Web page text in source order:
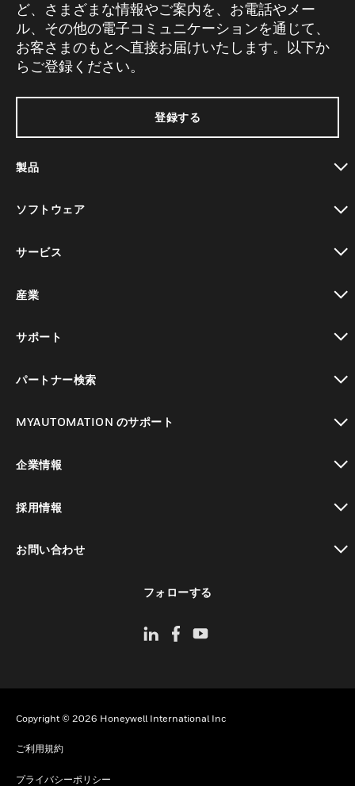
ど、さまざまな情報やご案内を、お電話やメー
ル、その他の電子コミュニケーションを通じて、
お客さまのもとへ直接お届けいたします。以下か
らご登録ください。
登録する
製品
ソフトウェア
サービス
産業
サポート
パートナー検索
MYAUTOMATION のサポート
企業情報
採用情報
お問い合わせ
フォローする
Copyright © 2026 Honeywell International Inc
ご利用規約
プライバシーポリシー